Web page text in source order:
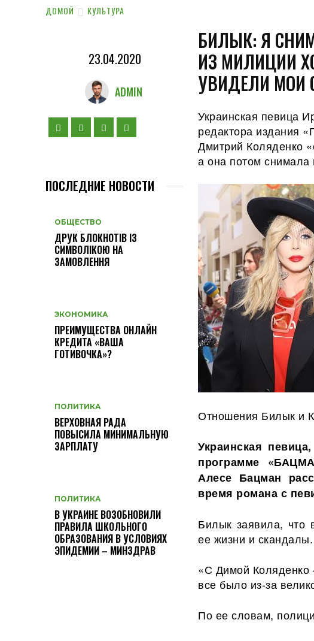
ДОМОЙ КУЛЬТУРА
23.04.2020
ADMIN
ПОСЛЕДНИЕ НОВОСТИ
ОБЩЕСТВО
ДРУК БЛОКНОТІВ ІЗ
СИМВОЛІКОЮ НА
ЗАМОВЛЕННЯ
ЭКОНОМИКА
ПРЕИМУЩЕСТВА ОНЛАЙН
КРЕДИТА «ВАША
ГОТИВОЧКА»?
ПОЛИТИКА
ВЕРХОВНАЯ РАДА
ПОВЫСИЛА МИНИМАЛЬНУЮ
ЗАРПЛАТУ
ПОЛИТИКА
В УКРАИНЕ ВОЗОБНОВИЛИ
ПРАВИЛА ШКОЛЬНОГО
ОБРАЗОВАНИЯ В УСЛОВИЯХ
ЭПИДЕМИИ – МИНЗДРАВ
БИЛЫК: Я
ИЗ МИЛИЦИИ
УВИДЕЛИ МОИ
Украинская певица
редактора издания
Дмитрий Коляденко
а она потом снимала
Отношения Билык и
Украинская
программе
Алесе Бацман
время романа с
Билык заявила,
ее жизни и скандалы.
«С Димой
все было из-за
По ее словам,